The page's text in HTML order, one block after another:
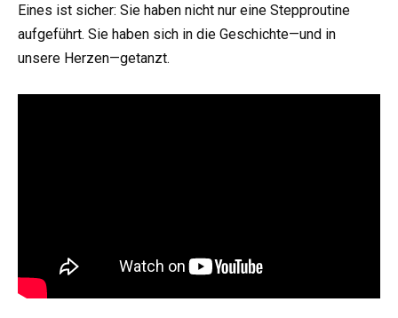
Eines ist sicher: Sie haben nicht nur eine Stepproutine
aufgeführt. Sie haben sich in die Geschichte—und in
unsere Herzen—getanzt.